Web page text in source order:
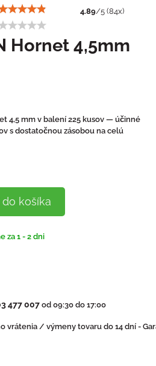
4.89/5 (84x)
Hornet 4,5mm
4,5 mm v balení 225 kusov — účinné
s dostatočnou zásobou na celú
do košíka
za 1 - 2 dni
477 007 od 09:30 do 17:00
vrátenia / výmeny tovaru do 14 dní -